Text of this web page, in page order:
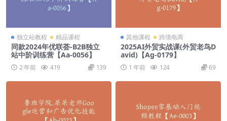
独立站教程 精品课程
同款2024年优联荟-B2B独立
站中阶训练营【Aa-0056】
2 年前 419 139
其他课程 跨境电商
2025AI外贸实战课(外贸老鸟D
avid)【Ag-0179】
1 年前 124 69